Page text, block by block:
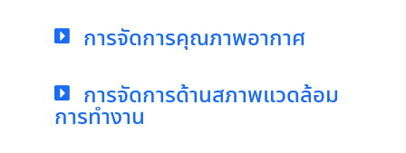
การจัดการคุณภาพอากาศ
การจัดการด้านสภาพแวดล้อม
การทำงาน